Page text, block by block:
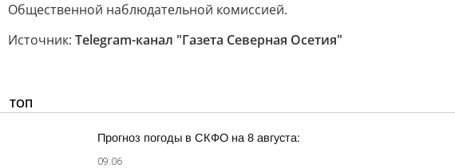
Общественной наблюдательной комиссией.
Источник: Telegram-канал "Газета Северная Осетия"
ТОП
Прогноз погоды в СКФО на 8 августа:
09:06